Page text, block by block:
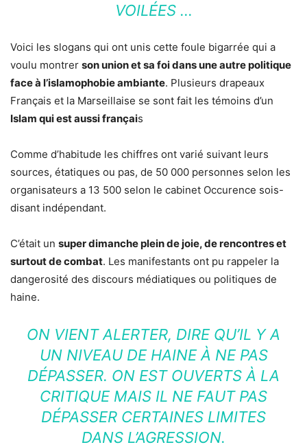
VOILÉES …
Voici les slogans qui ont unis cette foule bigarrée qui a
voulu montrer son union et sa foi dans une autre politique
face à l’islamophobie ambiante. Plusieurs drapeaux
Français et la Marseillaise se sont fait les témoins d’un
Islam qui est aussi français
Comme d’habitude les chiffres ont varié suivant leurs
sources, étatiques ou pas, de 50 000 personnes selon les
organisateurs a 13 500 selon le cabinet Occurence sois-
disant indépendant.
C’était un super dimanche plein de joie, de rencontres et
surtout de combat. Les manifestants ont pu rappeler la
dangerosité des discours médiatiques ou politiques de
haine.
ON VIENT ALERTER, DIRE QU’IL Y A
UN NIVEAU DE HAINE À NE PAS
DÉPASSER. ON EST OUVERTS À LA
CRITIQUE MAIS IL NE FAUT PAS
DÉPASSER CERTAINES LIMITES
DANS L’AGRESSION.